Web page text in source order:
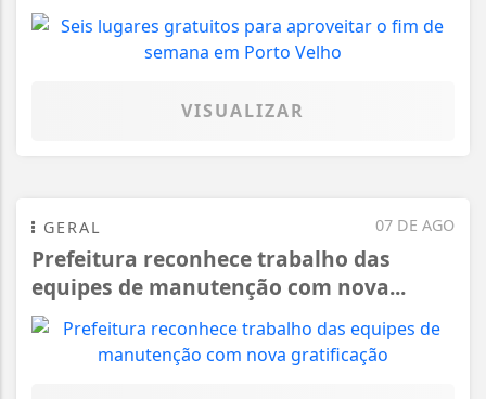
VISUALIZAR
07 DE AGO
GERAL
Prefeitura reconhece trabalho das
equipes de manutenção com nova...